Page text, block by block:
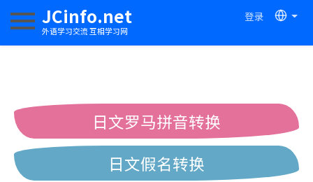
JCinfo.net
外语学习交流 互相学习网
登录
切换导航
日文罗马拼音转换
日文假名转换